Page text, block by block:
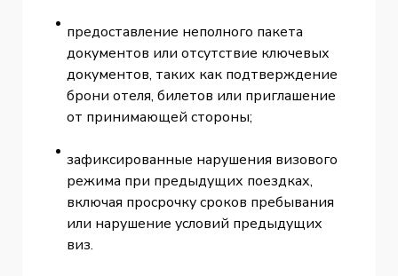
предоставление неполного пакета
документов или отсутствие ключевых
документов, таких как подтверждение
брони отеля, билетов или приглашение
от принимающей стороны;
зафиксированные нарушения визового
режима при предыдущих поездках,
включая просрочку сроков пребывания
или нарушение условий предыдущих
виз.